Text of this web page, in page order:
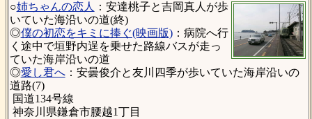
○姉ちゃんの恋人
：安達桃子と吉岡真人が歩
いていた海沿いの道(終)
◎僕の初恋をキミに捧ぐ(映画版)：病院へ行
く途中で垣野内逞を乗せた路線バスが走っ
ていた海岸沿いの道
◎愛し君へ：安曇俊介と友川四季が歩いていた海岸沿いの
道路(7)
国道134号線
神奈川県鎌倉市腰越1丁目